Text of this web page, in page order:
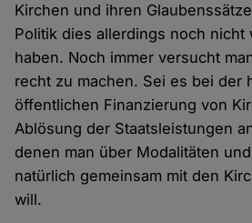
Kirchen und ihren
Politik dies allerdings noch nicht
haben. Noch immer versucht
recht zu machen. Sei es bei der
öffentlichen Finanzierung von
Ablösung der Staatsleistungen
denen man über Modalitäten
natürlich gemeinsam mit den
will.